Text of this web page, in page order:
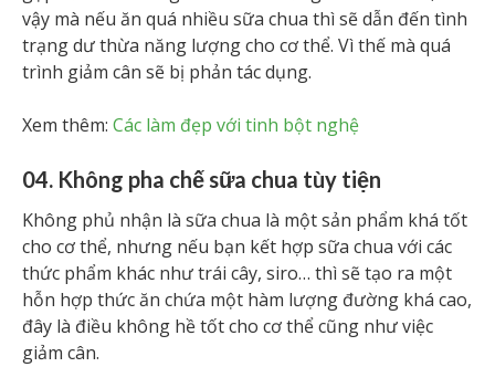
vậy mà nếu ăn quá nhiều sữa chua thì sẽ dẫn đến tình
trạng dư thừa năng lượng cho cơ thể. Vì thế mà quá
trình giảm cân sẽ bị phản tác dụng.
Xem thêm: Các làm đẹp với tinh bột nghệ
04. Không pha chế sữa chua tùy tiện
Không phủ nhận là sữa chua là một sản phẩm khá tốt
cho cơ thể, nhưng nếu bạn kết hợp sữa chua với các
thức phẩm khác như trái cây, siro… thì sẽ tạo ra một
hỗn hợp thức ăn chứa một hàm lượng đường khá cao,
đây là điều không hề tốt cho cơ thể cũng như việc
giảm cân.